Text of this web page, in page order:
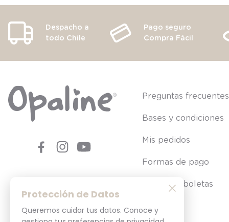
Protección de Datos
Queremos cuidar tus datos. Conoce y
Despacho a
todo Chile
Pago seguro
Compra Fácil
Preguntas frecuentes
Bases y condiciones
Mis pedidos
Formas de pago
Consultar boletas